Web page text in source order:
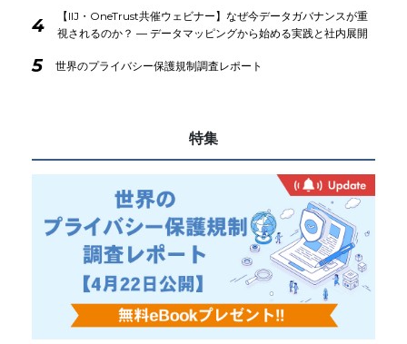
4
【IIJ・OneTrust共催ウェビナー】なぜ今データガバナンスが重
視されるのか？ ― データマッピングから始める実践と社内展開
5 世界のプライバシー保護規制調査レポート
特集